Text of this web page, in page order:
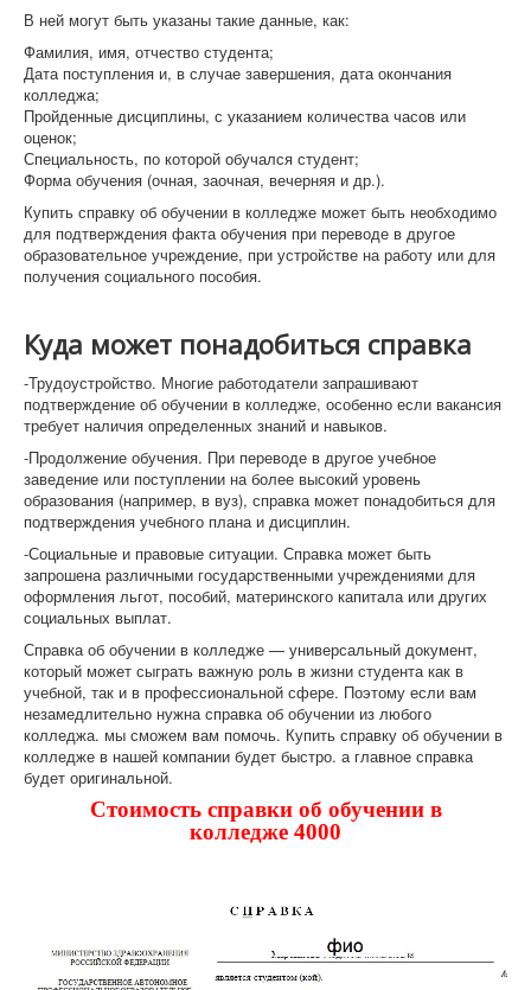
В ней могут быть указаны такие данные, как:
Фамилия, имя, отчество студента;
Дата поступления и, в случае завершения, дата окончания
колледжа;
Пройденные дисциплины, с указанием количества часов или
оценок;
Специальность, по которой обучался студент;
Форма обучения (очная, заочная, вечерняя и др.).
Купить справку об обучении в колледже может быть необходимо
для подтверждения факта обучения при переводе в другое
образовательное учреждение, при устройстве на работу или для
получения социального пособия.
Куда может понадобиться справка
-Трудоустройство. Многие работодатели запрашивают
подтверждение об обучении в колледже, особенно если вакансия
требует наличия определенных знаний и навыков.
-Продолжение обучения. При переводе в другое учебное
заведение или поступлении на более высокий уровень
образования (например, в вуз), справка может понадобиться для
подтверждения учебного плана и дисциплин.
-Социальные и правовые ситуации. Справка может быть
запрошена различными государственными учреждениями для
оформления льгот, пособий, материнского капитала или других
социальных выплат.
Справка об обучении в колледже — универсальный документ,
который может сыграть важную роль в жизни студента как в
учебной, так и в профессиональной сфере. Поэтому если вам
незамедлительно нужна справка об обучении из любого
колледжа. мы сможем вам помочь. Купить справку об обучении в
колледже в нашей компании будет быстро. а главное справка
будет оригинальной.
Стоимость справки об обучении в
колледже 4000